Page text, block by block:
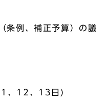
、補正予算）の議
、12、13日)